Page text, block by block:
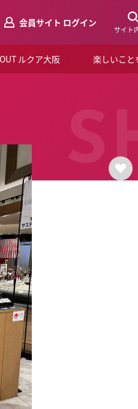
会員サイト ログイン
サイト
ルクア大阪
一覧
ルクラブ
ントホール
長期で働きたい方）
スポットで働きたい
楽しいこと
ショップニュー
ルクアスタイル
デジタルブッ